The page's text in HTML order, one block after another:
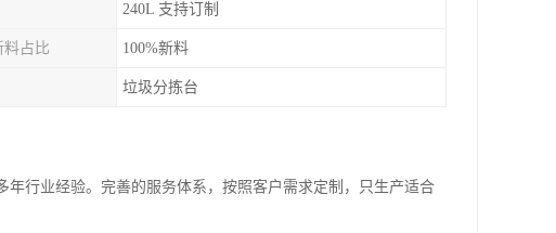
240L 支持订制
料占比 100%新料
垃圾分拣台
行业经验。完善的服务体系，按照客户需求定制，只生产适合